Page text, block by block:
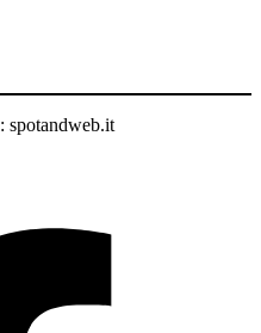
: spotandweb.it